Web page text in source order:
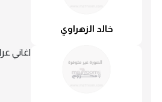
خالد الزهراوي
اغاني